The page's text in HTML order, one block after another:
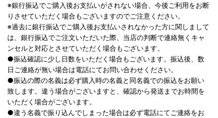
※銀行振込でご購入後お支払いがされない場合、今後ご利用をお断
りさせていただく場合もございますのでご注意ください。
※過去に銀行振込でご購入後お支払いされなかった方に関しまして
は、銀行振込でご注文いただいた際、当店の判断で連絡無くキャ
ンセルと対応とさせていただく場合もございます。
●振込確認に少し日数をいただく場合もございます。振込後、数
日ご連絡が無い場合は電話にてお問い合わせください。
●振込の際の名義は必ず購入時の名義と同名義での振込をお願い
致します。違う場合がございますと、確認から発送までお時間を
いただく場合がございます。
●違う名義で振り込んでしまった場合は必ず電話にてご連絡をお